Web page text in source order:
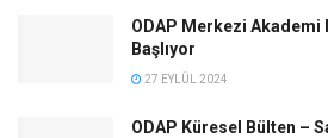
ODAP Merkezi Akademi
Başlıyor
27 EYLÜL 2024
ODAP Küresel Bülten –